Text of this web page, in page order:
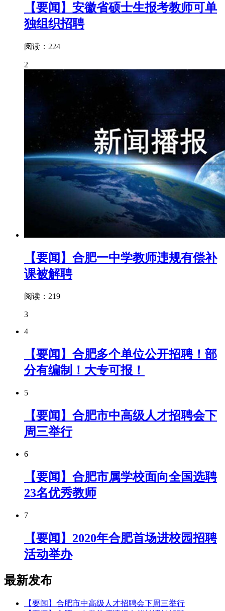
【要闻】安徽省硕士生报考教师可单
独组织招聘
阅读：224
2
【要闻】合肥一中学教师违规有偿补
课被解聘
阅读：219
3
4
【要闻】合肥多个单位公开招聘！部
分有编制！大专可报！
5
【要闻】合肥市中高级人才招聘会下
周三举行
6
【要闻】合肥市属学校面向全国选聘
23名优秀教师
7
【要闻】2020年合肥首场进校园招聘
活动举办
最新发布
【要闻】合肥市中高级人才招聘会下周三举行